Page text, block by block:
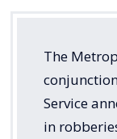
The
Service
in